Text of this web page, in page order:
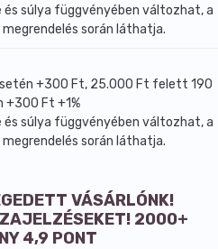
és súlya függvényében változhat, a
során láthatja.
+300 Ft, 25.000 Ft felett 190
Ft +1%
és súlya függvényében változhat, a
során láthatja.
VÁSÁRLÓNK!
2000+
4,9 PONT